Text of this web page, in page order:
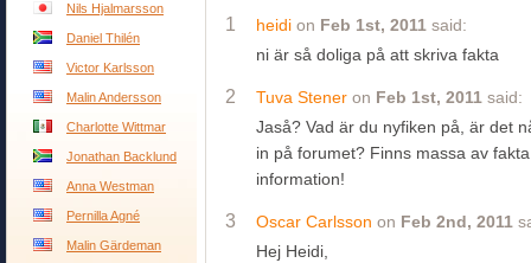
Nils Hjalmarsson
Daniel Thilén
Victor Karlsson
Malin Andersson
Charlotte Wittmar
Jonathan Backlund
Anna Westman
Pernilla Agné
Malin Gärdeman
1 heidi on Feb 1st, 2011 said:
ni är så doliga på att skriva fakta
2 Tuva Stener on Feb 1st, 2011 said:
Jaså? Vad är du nyfiken på, är det
in på forumet? Finns massa av
information!
3 Oscar Carlsson on Feb 2nd, 2011
Hej Heidi,